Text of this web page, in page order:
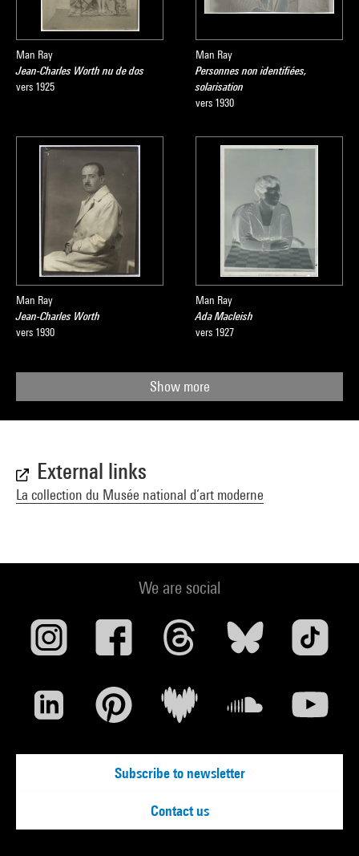
Man Ray
Jean-Charles Worth nu de dos
vers 1925
Man Ray
Personnes non identifiées,
solarisation
vers 1930
Man Ray
Jean-Charles Worth
vers 1930
Man Ray
Ada Macleish
vers 1927
Show more
External links
La collection du Musée national d’art moderne
We are social
Subscribe to newsletter
Contact us